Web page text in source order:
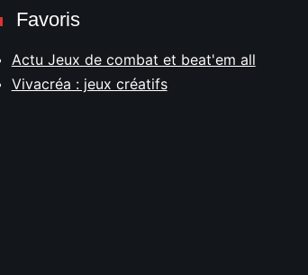
Favoris
Actu Jeux de combat et beat'em all
Vivacréa : jeux créatifs